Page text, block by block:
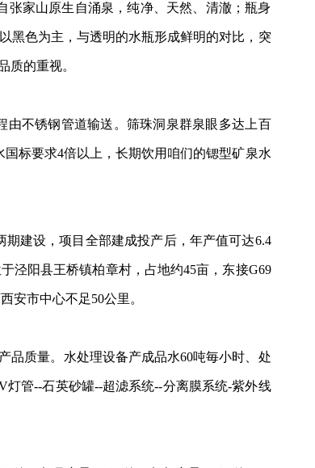
张家山原生自涌泉，纯净、天然、清澈；瓶身
黑色为主，与透明的水瓶形成鲜明的对比，突
质的重视。
由不锈钢管道输送。筛珠洞泉群泉眼多达上百
国标要求4倍以上 ，长期饮用咱们的锶型矿泉水
期建设，项目 全部建成投产后，年产值可达6.4
泾阳县王桥镇柏章村，占地约45亩，东接G69
安市中心不足50公里。
品质量。水处理设备产成品水60吨毎小时、处
灯管--石英砂罐--超滤系统--分离膜系统-紫外线